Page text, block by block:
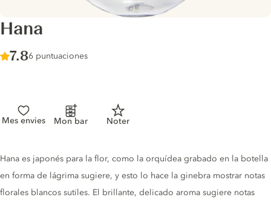
Hana
Score :
7.8/ 10
6 puntuaciones
Mes envies Mon bar Noter
Gin description
Hana es japonés para la flor, como la orquídea grabado en la botella
en forma de lágrima sugiere, y esto lo hace la ginebra mostrar notas
florales blancos sutiles. El brillante, delicado aroma sugiere notas